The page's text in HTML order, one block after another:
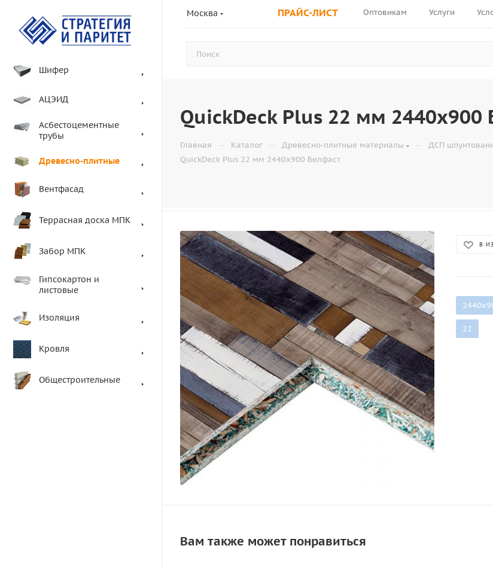
Москва ПРАЙС-ЛИСТ Оптовикам Услуги
Шифер
АЦЭИД
Асбестоцементные
трубы
Древесно-плитные
Вентфасад
Террасная доска МПК
Забор МПК
Гипсокартон и
листовые
Изоляция
Кровля
Общестроительные
QuickDeck Plus 22 мм 2440х900
Главная — Каталог — Древесно-плитные материалы — ДСП
QuickDeck Plus 22 мм 2440х900 Белфаст
В
22
Вам также может понравиться